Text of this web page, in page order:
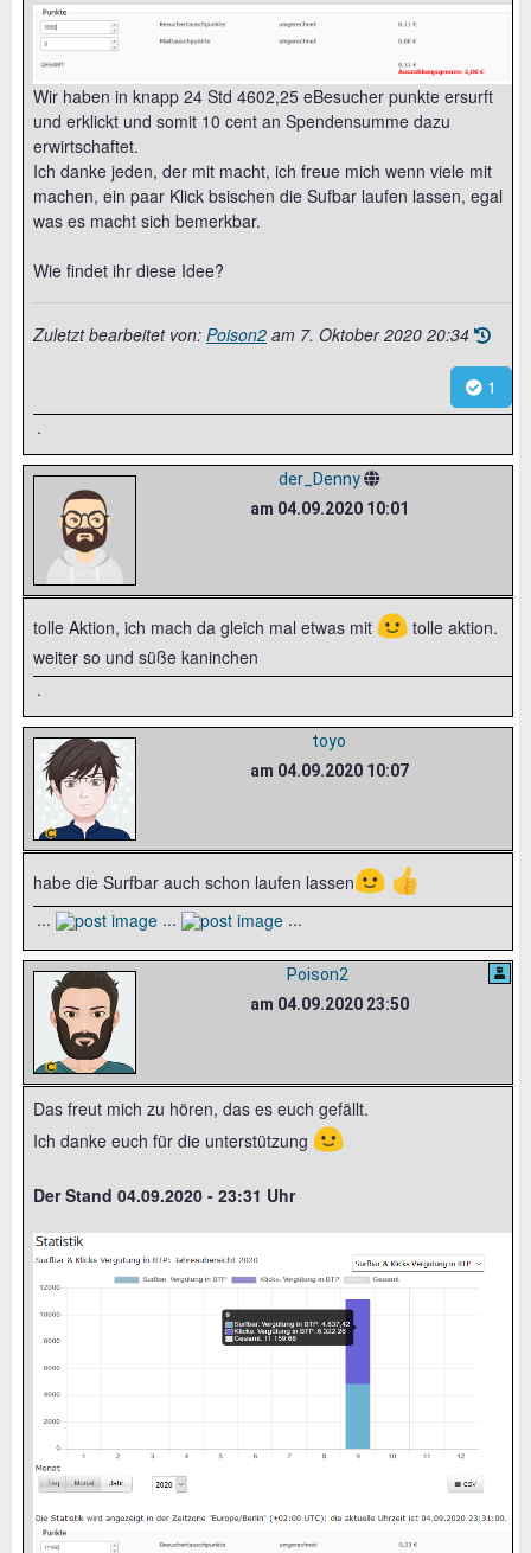
Wir haben in knapp 24 Std 4602,25 eBesucher punkte ersurft
und erklickt und somit 10 cent an Spendensumme dazu
erwirtschaftet.
Ich danke jeden, der mit macht, ich freue mich wenn viele mit
machen, ein paar Klick bsischen die Sufbar laufen lassen, egal
was es macht sich bemerkbar.
Wie findet ihr diese Idee?
Zuletzt bearbeitet von: Poison2 am 7. Oktober 2020 20:34
1
.
der_Denny
am 04.09.2020 10:01
tolle Aktion, ich mach da gleich mal etwas mit 🙂 tolle aktion.
weiter so und süße kaninchen
.
toyo
am 04.09.2020 10:07
habe die Surfbar auch schon laufen lassen🙂 👍
... ... ...
Poison2
am 04.09.2020 23:50
Das freut mich zu hören, das es euch gefällt.
Ich danke euch für die unterstützung 🙂
Der Stand 04.09.2020 - 23:31 Uhr